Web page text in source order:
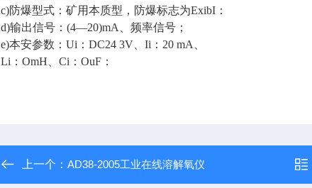
c)防爆型式：矿用本质型，防爆标志为ExibI：
d)输出信号：(4—20)mA、频率信号；
e)本安参数：Ui：DC24 3V、Ii：20 mA、
Li：OmH、Ci：OuF：
上一个：AD38-2005工业在线溶解氧仪